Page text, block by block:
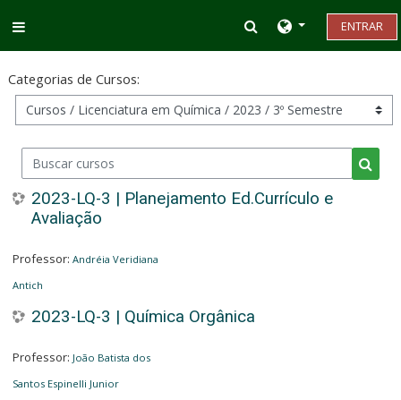
Alternar entrada
ENTRAR
Categorias de Cursos:
Buscar cursos
2023-LQ-3 | Planejamento Ed.Currículo e
Avaliação
Professor: Andréia Veridiana
Antich
2023-LQ-3 | Química Orgânica
Professor: João Batista dos
Santos Espinelli Junior